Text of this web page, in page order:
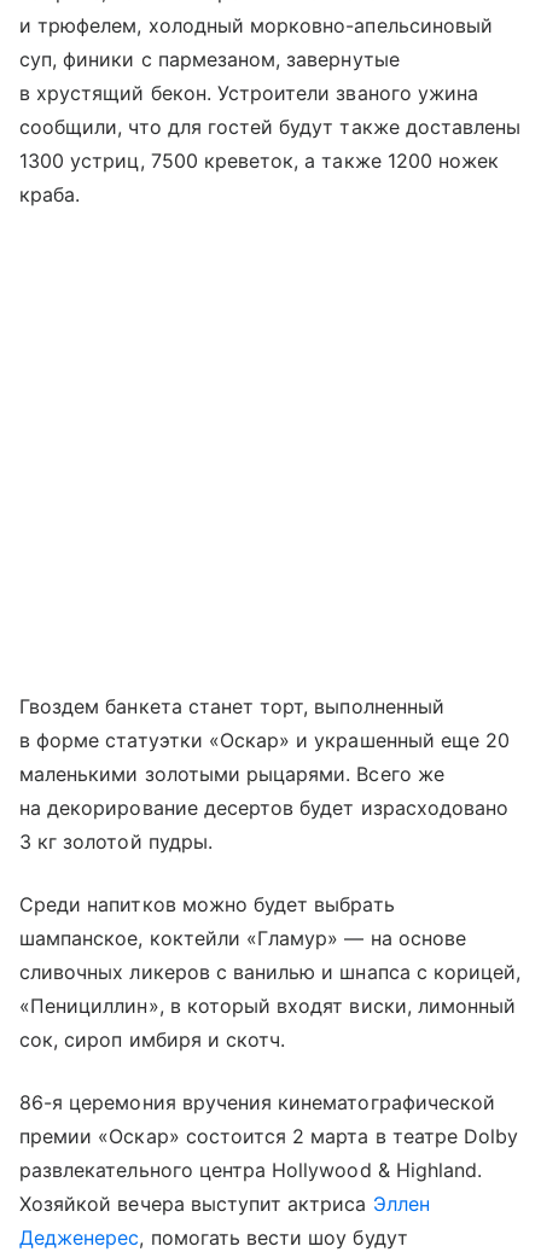
и трюфелем, холодный морковно-апельсиновый
суп, финики с пармезаном, завернутые
в хрустящий бекон. Устроители званого ужина
сообщили, что для гостей будут также доставлены
1300 устриц, 7500 креветок, а также 1200 ножек
краба.
Гвоздем банкета станет торт, выполненный
в форме статуэтки «Оскар» и украшенный еще 20
маленькими золотыми рыцарями. Всего же
на декорирование десертов будет израсходовано
3 кг золотой пудры.
Среди напитков можно будет выбрать
шампанское, коктейли «Гламур» — на основе
сливочных ликеров с ванилью и шнапса с корицей,
«Пенициллин», в который входят виски, лимонный
сок, сироп имбиря и скотч.
86-я церемония вручения кинематографической
премии «Оскар» состоится 2 марта в театре Dolby
развлекательного центра Hollywood & Highland.
Хозяйкой вечера выступит актриса Эллен
Дедженерес, помогать вести шоу будут